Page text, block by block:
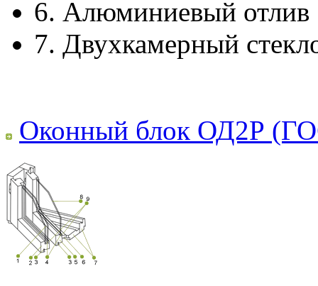
6. Алюминиевый отлив
7. Двухкамерный
Оконный блок ОД2Р